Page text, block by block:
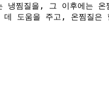
냉찜질을, 그 이후에는 온
데 도움을 주고, 온찜질은